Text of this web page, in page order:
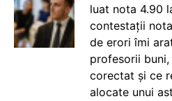
luat nota 4.90
contestații
de erori îmi
profesorii
corectat și ce
alocate unui